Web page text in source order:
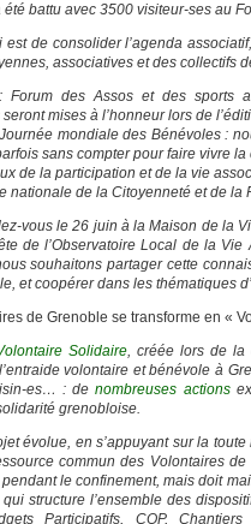
battu avec 3500 visiteur-ses au
est de consolider l’agenda
associatives et des collectifs
Forum des Assos et des sports
mises à l’honneur lors de
mondiale des Bénévoles :
sans compter pour faire vivre
de la participation et de la vie
nationale de la Citoyenneté et de la
vous le 26 juin à la Maison de la
de l’Observatoire Local de la
souhaitons partager cette
et coopérer dans les thématiques
de Grenoble se transforme en «
Solidaire, créée lors de la
volontaire et bénévole à
es… : denombreuses actions
grenobloise.
évolue, en s’appuyant sur la
commun des Volontaires
le confinement, mais doit
structure l’ensemble des
Participatifs, COP,